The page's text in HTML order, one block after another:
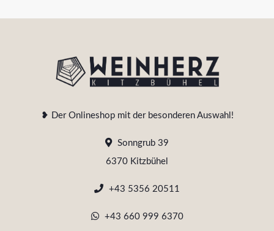
❥ Der Onlineshop mit der besonderen Auswahl!
Sonngrub 39
6370 Kitzbühel
+43 5356 20511
+43 660 999 6370